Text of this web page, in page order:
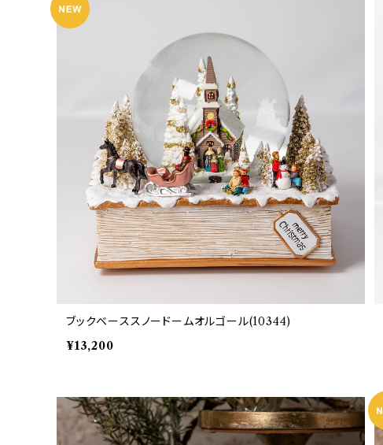
ブックベーススノードームオルゴール(10344)
¥13,200